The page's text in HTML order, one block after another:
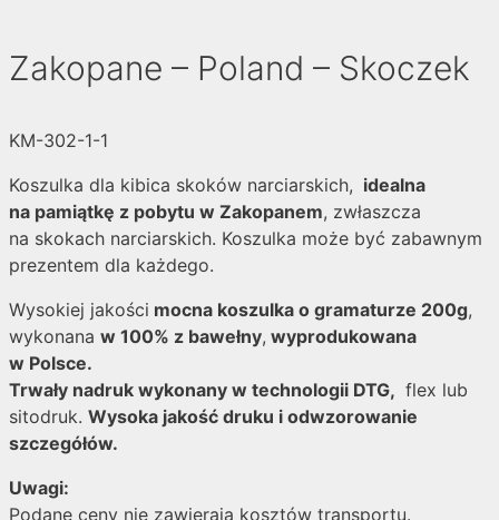
Zakopane – Poland – Skoczek
KM-302-1-1
Koszulka dla kibica skoków narciarskich, idealna
na pamiątkę z pobytu w Zakopanem, zwłaszcza
na skokach narciarskich. Koszulka może być zabawnym
prezentem dla każdego.
Wysokiej jakości mocna koszulka o gramaturze 200g,
wykonana w 100% z bawełny, wyprodukowana
w Polsce.
Trwały nadruk wykonany w technologii DTG, flex lub
sitodruk. Wysoka jakość druku i odwzorowanie
szczegółów.
Uwagi:
Podane ceny nie zawierają kosztów transportu.